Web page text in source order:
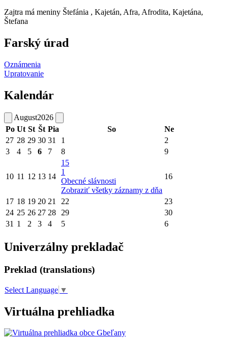
Zajtra má meniny Štefánia , Kajetán, Afra, Afrodita, Kajetána,
Štefana
Farský úrad
Oznámenia
Upratovanie
Kalendár
August2026
Po Ut St Št Pia So
Ne
27 28 29 30 31 1
2
3
4 5 6 7 8 9
10 11 12 13 14
15
1
Obecné slávnosti
Zobraziť všetky záznamy z dňa
16
17 18 19 20 21 22
23
24 25 26 27 28 29
30
31 1 2 3 4 5 6
Univerzálny prekladač
Preklad (translations)
Select Language ▼
Virtuálna prehliadka